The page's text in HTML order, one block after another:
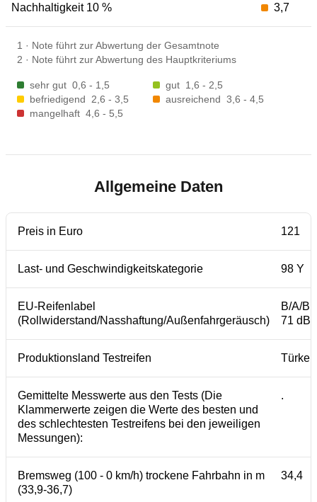
Nachhaltigkeit 10 % 3,7
1 · Note führt zur Abwertung der Gesamtnote
2 · Note führt zur Abwertung des Hauptkriteriums
sehr gut 0,6 - 1,5 gut 1,6 - 2,5
befriedigend
2,6 - 3,5 ausreichend 3,6 - 4,5
mangelhaft 4,6 - 5,5
Allgemeine Daten
Preis in Euro 121
Last- und Geschwindigkeitskategorie 98 Y
EU-Reifenlabel
(Rollwiderstand/Nasshaftung/Außenfahrgeräusch)
B/A/B
71 dB
Produktionsland Testreifen Türkei
Gemittelte Messwerte aus den Tests (Die
Klammerwerte zeigen die Werte des besten und
des schlechtesten Testreifens bei den jeweiligen
Messungen):
.
Bremsweg (100 - 0 km/h) trockene Fahrbahn in m
(33,9-36,7)
34,4